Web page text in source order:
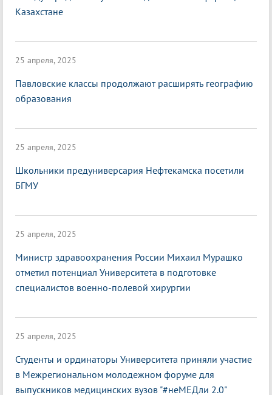
Казахстане
25 апреля, 2025
Павловские классы продолжают расширять географию
образования
25 апреля, 2025
Школьники предуниверсария Нефтекамска посетили
БГМУ
25 апреля, 2025
Министр здравоохранения России Михаил Мурашко
отметил потенциал Университета в подготовке
специалистов военно-полевой хирургии
25 апреля, 2025
Студенты и ординаторы Университета приняли участие
в Межрегиональном молодежном форуме для
выпускников медицинских вузов "#неМЕДли 2.0"